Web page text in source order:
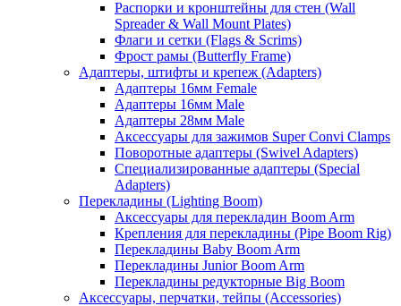
Распорки и кронштейны для стен (Wall
Spreader & Wall Mount Plates)
Флаги и сетки (Flags & Scrims)
Фрост рамы (Butterfly Frame)
Адаптеры, штифты и крепеж (Adapters)
Адаптеры 16мм Female
Адаптеры 16мм Male
Адаптеры 28мм Male
Аксессуары для зажимов Super Convi Clamps
Поворотные адаптеры (Swivel Adapters)
Специализированные адаптеры (Special
Adapters)
Перекладины (Lighting Boom)
Аксессуары для перекладин Boom Arm
Крепления для перекладины (Pipe Boom Rig)
Перекладины Baby Boom Arm
Перекладины Junior Boom Arm
Перекладины редукторные Big Boom
Аксессуары, перчатки, тейпы (Accessories)